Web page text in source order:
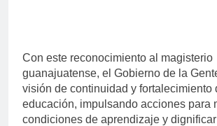
Con este reconocimiento al magisterio
guanajuatense, el Gobierno de la
visión de continuidad y fortalecimiento
educación, impulsando acciones para
condiciones de aprendizaje y